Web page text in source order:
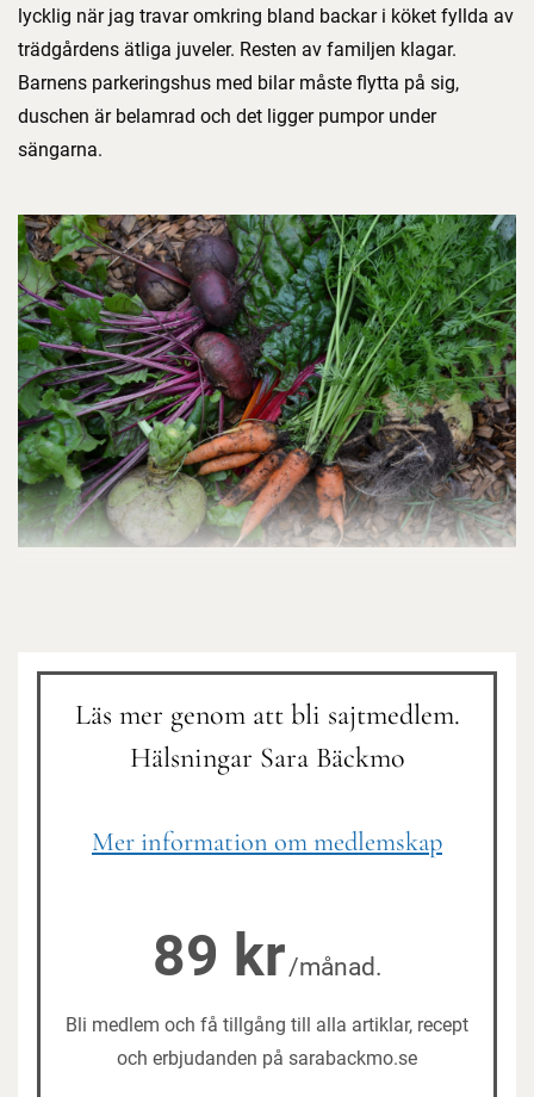
lycklig när jag travar omkring bland backar i köket fyllda av
trädgårdens ätliga juveler. Resten av familjen klagar.
Barnens parkeringshus med bilar måste flytta på sig,
duschen är belamrad och det ligger pumpor under
sängarna.
Läs mer genom att bli sajtmedlem.
Hälsningar Sara Bäckmo
Mer information om medlemskap
89 kr/månad.
Bli medlem och få tillgång till alla artiklar, recept
och erbjudanden på sarabackmo.se